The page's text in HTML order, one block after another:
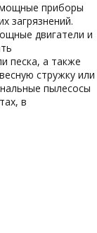
приборы
загрязнений.
двигатели и
песка, а также
стружку или
пылесосы
в